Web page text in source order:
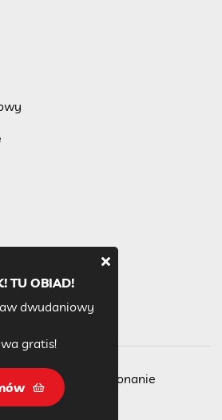
Zastrzeżone, wykonanie
TU OBIAD!
dwudaniowy
gratis!